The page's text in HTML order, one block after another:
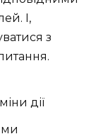
І,
з
дії